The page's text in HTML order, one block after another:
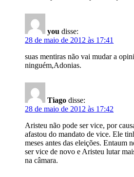
you disse:
28 de maio de 2012 às 17:41
suas mentiras não vai mudar a
ninguém,Adonias.
Tiago disse:
28 de maio de 2012 às 17:42
Aristeu não pode ser vice, por
afastou do mandato de vice. Ele
meses antes das eleições. Entaum
ser vice de novo e Aristeu lutar
na câmara.